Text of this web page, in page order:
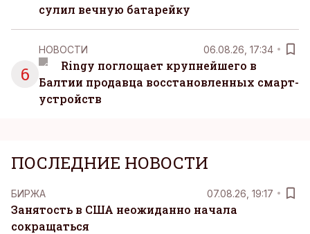
сулил вечную батарейку
6
НОВОСТИ 06.08.26, 17:34
Ringy поглощает крупнейшего в
Балтии продавца восстановленных смарт-
устройств
ПОСЛЕДНИЕ НОВОСТИ
БИРЖА 07.08.26, 19:17
Занятость в США неожиданно начала
сокращаться